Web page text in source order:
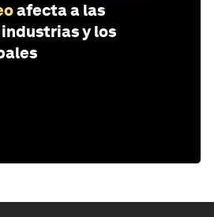
afecta a las
y los